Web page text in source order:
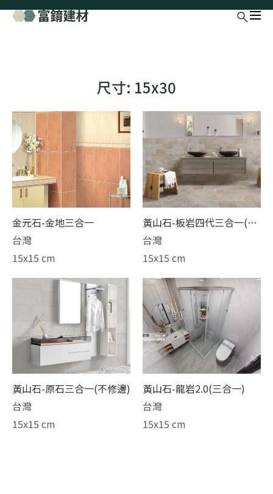
尺寸: 15x30
金元石-金地三合一
台灣
15x15 cm
黃山石-板岩四代三合一(不
修邊)
台灣
15x15 cm
黃山石-原石三合一(不修邊)
台灣
15x15 cm
黃山石-龍岩2.0(三合一)
台灣
15x15 cm